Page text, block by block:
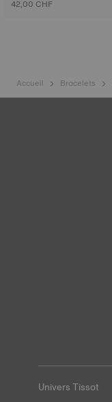
42,00 CHF
Accueil Bracelets
Univers Tissot